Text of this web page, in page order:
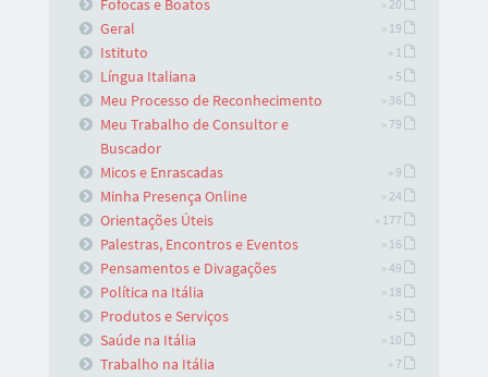
Fofocas e Boatos » 20
Geral » 19
Istituto » 1
Língua Italiana » 5
Meu Processo de Reconhecimento » 36
Meu Trabalho de Consultor e
Buscador
» 79
Micos e Enrascadas » 9
Minha Presença Online » 24
Orientações Úteis » 177
Palestras, Encontros e Eventos » 16
Pensamentos e Divagações » 49
Política na Itália » 18
Produtos e Serviços » 5
Saúde na Itália » 10
Trabalho na Itália » 7